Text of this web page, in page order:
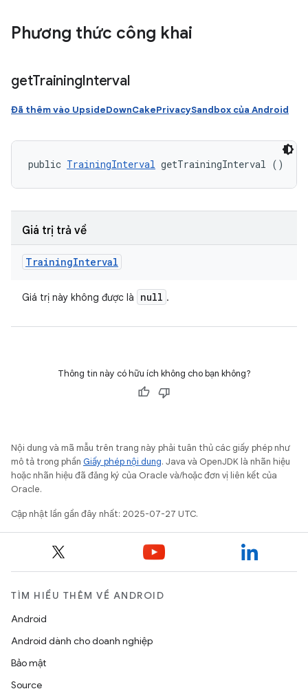
Phương thức công khai
getTrainingInterval
Đã thêm vào UpsideDownCakePrivacySandbox của Android
public TrainingInterval getTrainingInterval ()
Giá trị trả về
TrainingInterval
Giá trị này không được là null .
Thông tin này có hữu ích không cho bạn không?
Nội dung và mã mẫu trên trang này phải tuân thủ các giấy phép như
mô tả trong phần Giấy phép nội dung. Java và OpenJDK là nhãn hiệu
hoặc nhãn hiệu đã đăng ký của Oracle và/hoặc đơn vị liên kết của
Oracle.
Cập nhật lần gần đây nhất: 2025-07-27 UTC.
TÌM HIỂU THÊM VỀ ANDROID
Android
Android dành cho doanh nghiệp
Bảo mật
Source